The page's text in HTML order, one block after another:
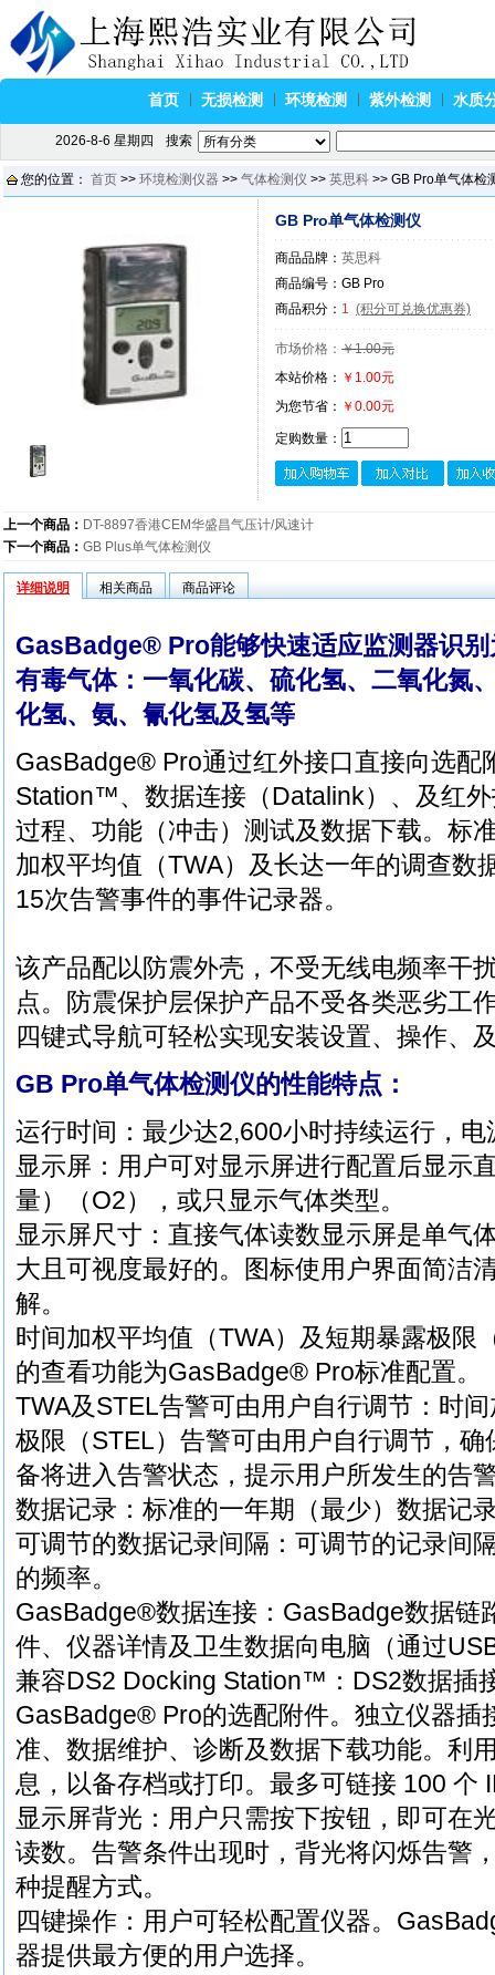
首页 无损检测 环境检测 紫外检测 水质
2026-8-6 星期四 搜索
您的位置： 首页 >> 环境检测仪器 >> 气体检测仪 >> 英思科 >> GB Pro单气体检
GB Pro单气体检测仪
商品品牌： 英思科
商品编号：GB Pro
商品积分： 1 (积分可兑换优惠券)
市场价格： ￥1.00元
本站价格： ￥1.00元
为您节省： ￥0.00元
定购数量：
上一个商品： DT-8897香港CEM华盛昌气压计/风速计
下一个商品： GB Plus单气体检测仪
详细说明 相关商品 商品评论
GasBadge® Pro能够快速适应监测器识
有毒气体：一氧化碳、硫化氢、二氧化氮
化氢、氨、氰化氢及氢等
GasBadge® Pro通过红外接口直接向选配
Station™、数据连接（Datalink）、及红
过程、功能（冲击）测试及数据下载。标
加权平均值（TWA）及长达一年的调查数
15次告警事件的事件记录器。
该产品配以防震外壳，不受无线电频率干
点。防震保护层保护产品不受各类恶劣工
四键式导航可轻松实现安装设置、操作、
GB Pro单气体检测仪的性能特点：
运行时间：最少达2,600小时持续运行，
显示屏：用户可对显示屏进行配置后显示
量）（O2），或只显示气体类型。
显示屏尺寸：直接气体读数显示屏是单气
大且可视度最好的。图标使用户界面简洁
解。
时间加权平均值（TWA）及短期暴露极限
的查看功能为GasBadge® Pro标准配置。
TWA及STEL告警可由用户自行调节：时
极限（STEL）告警可由用户自行调节，
备将进入告警状态，提示用户所发生的告
数据记录：标准的一年期（最少）数据记
可调节的数据记录间隔：可调节的记录间
的频率。
GasBadge®数据连接：GasBadge数据链
件、仪器详情及卫生数据向电脑（通过
兼容DS2 Docking Station™：DS2数据插
GasBadge® Pro的选配附件。独立仪器插
准、数据维护、诊断及数据下载功能。利
息，以备存档或打印。最多可链接 100 个
显示屏背光：用户只需按下按钮，即可在
读数。告警条件出现时，背光将闪烁告警
种提醒方式。
四键操作：用户可轻松配置仪器。
器提供最方便的用户选择。